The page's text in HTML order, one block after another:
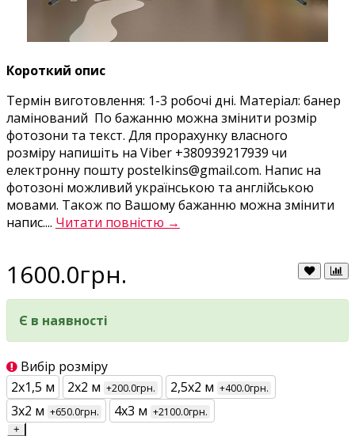
Короткий опис
Термін виготовлення: 1-3 робочі дні. Матеріал: банер
ламінований По бажанню можна змінити розмір
фотозони та текст. Для прорахунку власного
розміру напишіть на Viber +380939217939 чи
електронну пошту postelkins@gmail.com. Напис на
фотозоні можливий українською та англійською
мовами. Також по Вашому бажанню можна змінити
напис.... Читати повністю →
1600.0грн.
Є в наявності
Вибір розміру
2х1,5 м
2х2 м +200.0грн. 2,5х2 м +400.0грн.
3х2 м +650.0грн. 4х3 м +2100.0грн.
+